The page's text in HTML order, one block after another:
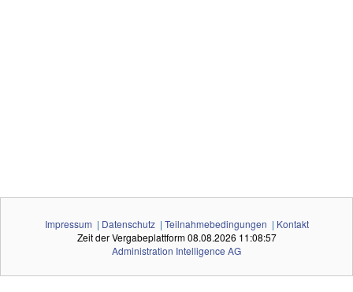
Impressum | Datenschutz| Teilnahmebedingungen | Kontakt
Zeit der Vergabeplattform 08.08.2026 11:08:57
Administration Intelligence AG